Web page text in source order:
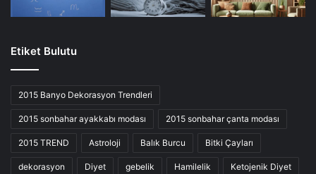
Etiket Bulutu
2015 Banyo Dekorasyon Trendleri
2015 sonbahar ayakkabı modası 2015 sonbahar çanta modası
2015 TREND Astroloji Balık Burcu Bitki Çayları
dekorasyon Diyet gebelik Hamilelik Ketojenik Diyet